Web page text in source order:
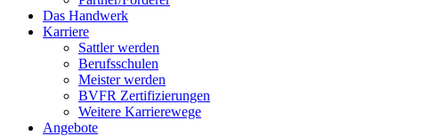
Das Handwerk
Karriere
Sattler werden
Berufsschulen
Meister werden
BVFR Zertifizierungen
Weitere Karrierewege
Angebote